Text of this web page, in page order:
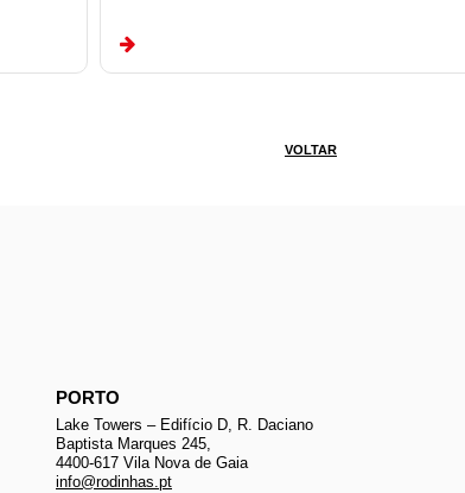
VOLTAR
PORTO
Lake Towers – Edifício D, R. Daciano
Baptista Marques 245,
4400-617 Vila Nova de Gaia
info@rodinhas.pt